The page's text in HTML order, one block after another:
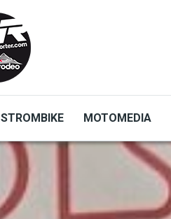
STROMBIKE MOTOMEDIA